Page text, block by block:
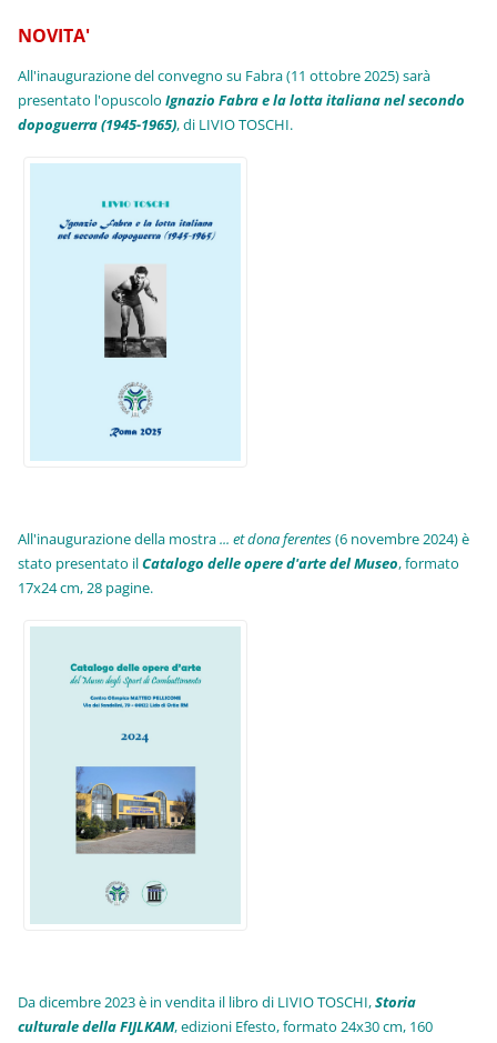
NOVITA'
All'inaugurazione del convegno su Fabra (11 ottobre 2025) sarà
presentato l'opuscoloIgnazio Fabra e la lotta italiana nel secondo
dopoguerra (1945-1965), di LIVIO TOSCHI.
All'inaugurazione della mostra... et dona ferentes(6 novembre 2024) è
stato presentato ilCatalogo delle opere d'arte del Museo, formato
17x24 cm, 28 pagine.
Da dicembre 2023 è in vendita il libro di LIVIO TOSCHI,Storia
culturale della FIJLKAM, edizioni Efesto, formato 24x30 cm, 160